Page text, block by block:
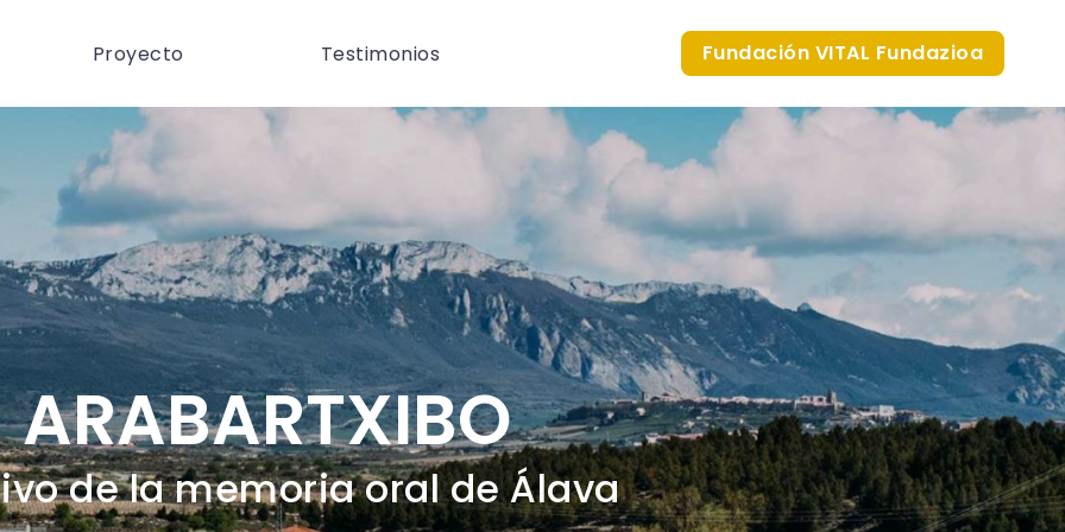
Proyecto Testimonios Fundación VITAL Fundazioa
ARABARTXIBO
de la memoria oral de Álava